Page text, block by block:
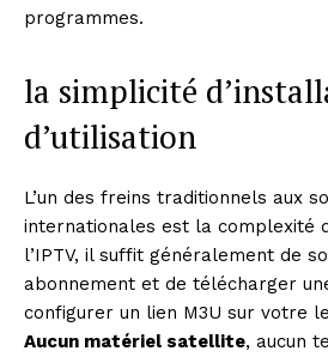
programmes.
la simplicité
d’utilisation
L’un des freins traditionnels aux
internationales est la complexité
l’IPTV, il suffit généralement de
abonnement et de télécharger
configurer un lien M3U sur votre
Aucun matériel satellite, aucun